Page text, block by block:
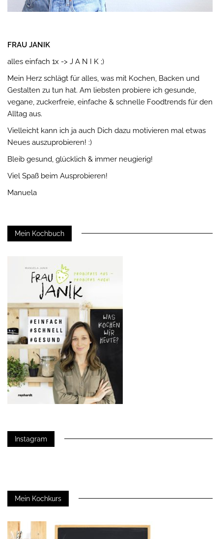
FRAU JANIK
alles einfach 1x -> J A N I K ;)
Mein Herz schlägt für alles, was mit Kochen, Backen und
Gestalten zu tun hat. Am liebsten probiere ich gesunde,
vegane, zuckerfreie, einfache & schnelle Foodtrends für den
Alltag aus.
Vielleicht kann ich ja auch Dich dazu motivieren mal etwas
Neues auszuprobieren! :)
Bleib gesund, glücklich & immer neugierig!
Viel Spaß beim Ausprobieren!
Manuela
Mein Kochbuch
Instagram
Mein Kochkurs